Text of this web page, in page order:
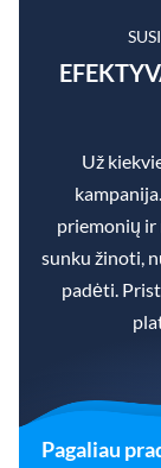
Už
priemonių ir
sunku žinoti,
padėti.
Pagaliau